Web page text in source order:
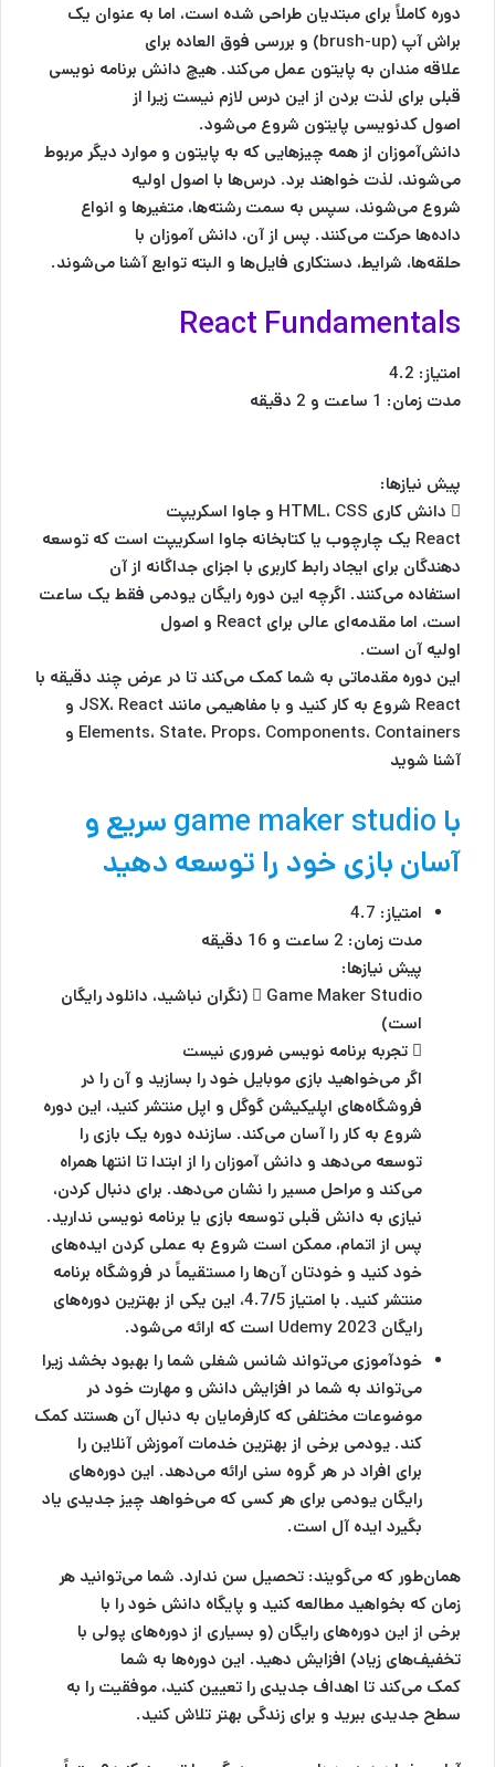
دوره کاملاً برای مبتدیان طراحی شده است، اما به عنوان یک
براش آپ (brush-up) و بررسی فوق العاده برای
علاقه مندان به پایتون عمل می‌کند. هیچ دانش برنامه نویسی
قبلی برای لذت بردن از این درس لازم نیست زیرا از
اصول کدنویسی پایتون شروع می‌شود.
دانش‌آموزان از همه چیزهایی که به پایتون و موارد دیگر مربوط
می‌شوند، لذت خواهند برد. درس‌ها با اصول اولیه
شروع می‌شوند، سپس به سمت رشته‌ها، متغیرها و انواع
داده‌ها حرکت می‌کنند. پس از آن، دانش آموزان با
حلقه‌ها، شرایط، دستکاری فایل‌ها و البته توابع آشنا می‌شوند.
React Fundamentals
امتیاز: 4.2
مدت زمان: 1 ساعت و 2 دقیقه
پیش نیازها:
 دانش کاری HTML، CSS و جاوا اسکریپت
React یک چارچوب یا کتابخانه جاوا اسکریپت است که توسعه
دهندگان برای ایجاد رابط کاربری با اجزای جداگانه از آن
استفاده می‌کنند. اگرچه این دوره رایگان یودمی فقط یک ساعت
است، اما مقدمه‌ای عالی برای React و اصول
اولیه آن است.
این دوره مقدماتی به شما کمک می‌کند تا در عرض چند دقیقه با
React شروع به کار کنید و با مفاهیمی مانند JSX، React و
Elements، State، Props، Components، Containers و
آشنا شوید
با game maker studio سریع و
آسان بازی خود را توسعه دهید
امتیاز: 4.7
مدت زمان: 2 ساعت و 16 دقیقه
پیش نیازها:
 Game Maker Studio (نگران نباشید، دانلود رایگان
است)
 تجربه برنامه نویسی ضروری نیست
اگر می‌خواهید بازی موبایل خود را بسازید و آن را در
فروشگاه‌های اپلیکیشن گوگل و اپل منتشر کنید، این دوره
شروع به کار را آسان می‌کند. سازنده دوره یک بازی را
توسعه می‌دهد و دانش آموزان را از ابتدا تا انتها همراه
می‌کند و مراحل مسیر را نشان می‌دهد. برای دنبال کردن،
نیازی به دانش قبلی توسعه بازی یا برنامه نویسی ندارید.
پس از اتمام، ممکن است شروع به عملی کردن ایده‌های
خود کنید و خودتان آن‌ها را مستقیماً در فروشگاه برنامه
منتشر کنید. با امتیاز 4.7/5، این یکی از بهترین دوره‌های
رایگان Udemy 2023 است که ارائه می‌شود.
خودآموزی می‌تواند شانس شغلی شما را بهبود بخشد زیرا
می‌تواند به شما در افزایش دانش و مهارت خود در
موضوعات مختلفی که کارفرمایان به دنبال آن هستند کمک
کند. یودمی برخی از بهترین خدمات آموزش آنلاین را
برای افراد در هر گروه سنی ارائه می‌دهد. این دوره‌های
رایگان یودمی برای هر کسی که می‌خواهد چیز جدیدی یاد
بگیرد ایده آل است.
همان‌طور که می‌گویند: تحصیل سن ندارد. شما می‌توانید هر
زمان که بخواهید مطالعه کنید و پایگاه دانش خود را با
برخی از این دوره‌های رایگان (و بسیاری از دوره‌های پولی با
تخفیف‌های زیاد) افزایش دهید. این دوره‌ها به شما
کمک می‌کند تا اهداف جدیدی را تعیین کنید، موفقیت را به
سطح جدیدی ببرید و برای زندگی بهتر تلاش کنید.